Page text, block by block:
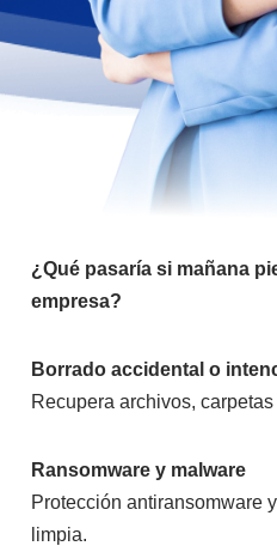
¿Qué pasaría si mañana
empresa?
Borrado accidental o
Recupera archivos,
Ransomware y malware
Protección antiransomware
limpia.